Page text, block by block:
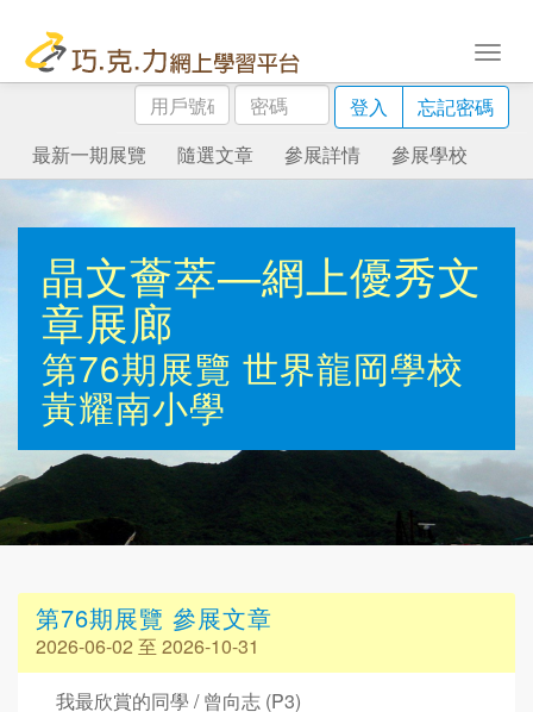
用
戶
號
碼
密
碼
登入
忘記密碼
最新一期展覽
隨選文章 參展詳情 參展學校
晶文薈萃—網上優秀文
章展廊
第76期展覽 世界龍岡學校
黃耀南小學
第76期展覽 參展文章
2026-06-02 至 2026-10-31
我最欣賞的同學 / 曾向志 (P3)